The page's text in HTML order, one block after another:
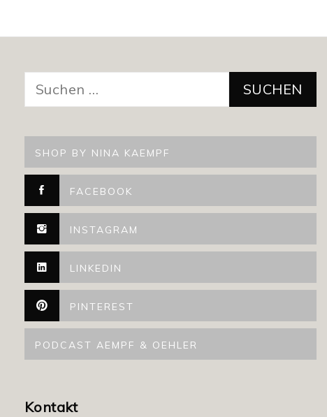
nach:
SHOP BY NINA KAEMPF
FACEBOOK
INSTAGRAM
LINKEDIN
PINTEREST
PODCAST AEMPF & OEHLER
Kontakt